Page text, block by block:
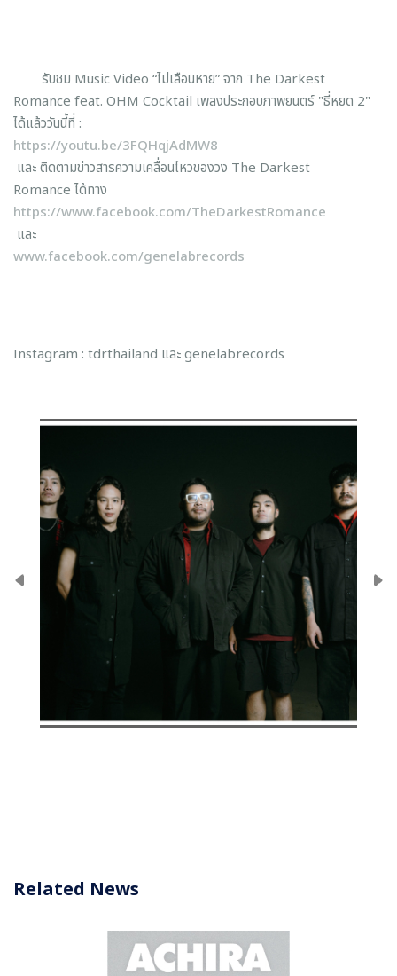
รับชม Music Video “ไม่เลือนหาย” จาก The Darkest
Romance feat. OHM Cocktail เพลงประกอบภาพยนตร์ "ธี่หยด 2"
ได้แล้ววันนี้ที่ :
https://youtu.be/3FQHqjAdMW8
และ ติดตามข่าวสารความเคลื่อนไหวของวง The Darkest
Romance ได้ทาง
https://www.facebook.com/TheDarkestRomance
และ
www.facebook.com/genelabrecords
Instagram : tdrthailand และ genelabrecords
Related News